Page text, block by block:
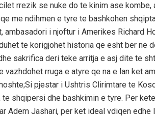
rrezik se nuke do te kinim ase
me ndihmen e tyre te bashkohen
ambasadori i njoftur i Amerikes Richard
te korigjohet historia qe esht ber ne
sakrifica deri teke arritja e asj dite te
vazhdohet rruga e atyre qe na e lan ket
pjestar i Ushtris Clirimtare te
shqipersi dhe bashkimin e tyre. Per
Adem Jashari, per ket ideal vdiqen edhe